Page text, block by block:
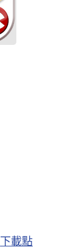
下載點